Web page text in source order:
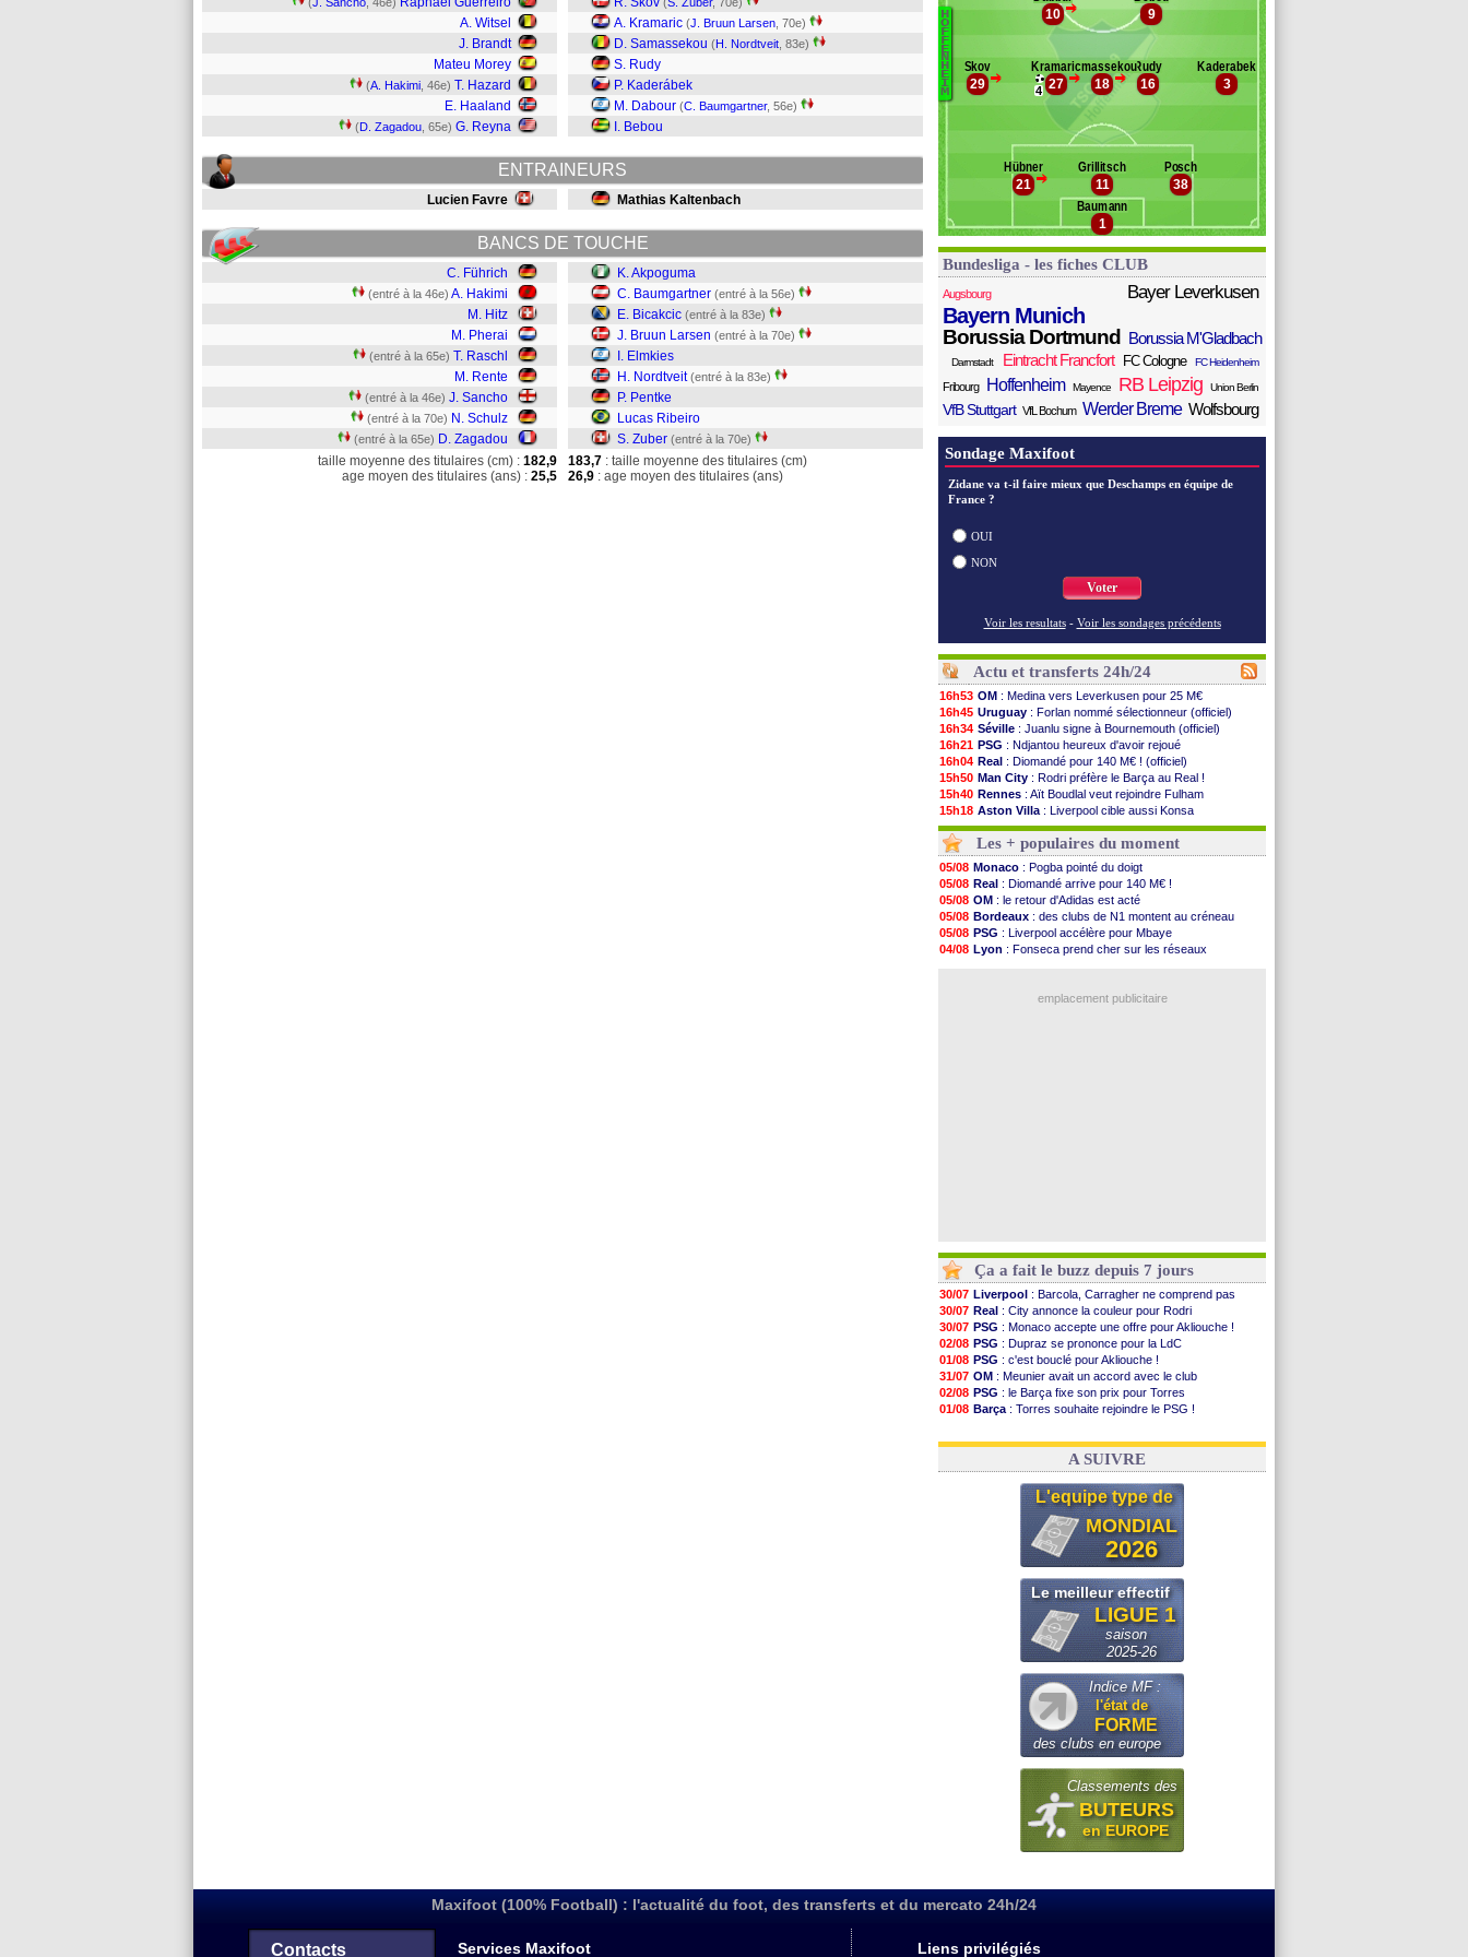
A. Witsel
J. Brandt
Mateu Morey
(A. Hakimi , 46e) T. Hazard
E. Haaland
(D. Zagadou , 65e) G. Reyna
A. Kramaric (J. Bruun Larsen , 70e)
D. Samassekou (H. Nordtveit , 83e)
S. Rudy
P. Kaderábek
M. Dabour (C. Baumgartner, 56e)
I. Bebou
ENTRAINEURS
Lucien Favre Mathias Kaltenbach
BANCS DE TOUCHE
C. Führich
(entré à la 46e) A. Hakimi
M. Hitz
M. Pherai
(entré à la 65e) T. Raschl
M. Rente
(entré à la 46e) J. Sancho
(entré à la 70e) N. Schulz
(entré à la 65e) D. Zagadou
K. Akpoguma
C. Baumgartner (entré à la 56e)
E. Bicakcic (entré à la 83e)
J. Bruun Larsen (entré à la 70e)
I. Elmkies
H. Nordtveit (entré à la 83e)
P. Pentke
Lucas Ribeiro
S. Zuber (entré à la 70e)
taille moyenne des titulaires (cm) : 182,9
age moyen des titulaires (ans) : 25,5
183,7 : taille moyenne des titulaires (cm)
26,9 : age moyen des titulaires (ans)
Banc des remplaçantsHoffenheim
Baumgartner
Bicakcic
Bruun Larsen
Elmakayes
Nordtveit
Pentke
Lucas Ribeiro
H
O
F
F
E
N
H
E
I
M
1
Baumann
38
Posch
11
Grillitsch
>
21
Hübner
3
Kaderabek
16
Rudy
>
18
Samassekou
4
>
27
Kramaric
>
29
Skov
9
>
10
Bundesliga - les fiches CLUB
Augsbourg Bayer Leverkusen
Bayern Munich
Borussia Dortmund Borussia M'Gladbach
Darmstadt Eintracht Francfort FC Cologne FC Heidenheim
Fribourg Hoffenheim Mayence RB Leipzig Union Berlin
VfB Stuttgart VfL Bochum Werder Breme Wolfsbourg
Sondage Maxifoot
Zidane va t-il faire mieux que Deschamps en équipe de
France ?
OUI
NON
Voter
Voir les resultats - Voir les sondages précédents
Actu et transferts 24h/24
16h53 OM : Medina vers Leverkusen pour 25 M€
16h45 Uruguay : Forlan nommé sélectionneur (officiel)
16h34 Séville : Juanlu signe à Bournemouth (officiel)
16h21 PSG : Ndjantou heureux d'avoir rejoué
16h04 Real : Diomandé pour 140 M€ ! (officiel)
15h50 Man City : Rodri préfère le Barça au Real !
15h40 Rennes : Aït Boudlal veut rejoindre Fulham
15h18 Aston Villa : Liverpool cible aussi Konsa
15h01 OM: une approche pour Diatta
14h46
Le Havre: Diaw va signer à Lille
14h25 Trabzonspor: Salah a signé ! (officiel)
14h12
Bordeaux : les mots de Mavuba
13h51
FIFA : Al-Khelaïfi président ? Tebas dit non
13h29
Fenerbahçe : Greenwood savoure son premier ...
13h11
Bordeaux : Mavuba n'est plus l'entraîneur (off.)
12h46
Galatasaray: Milan rejette 35 M€ pour Leão
12h28
Southampton : D. Traoré prêté au Mans (officiel)
: Diomandé attendu ce jeudi à Madrid !
Les + populaires du moment
05/08 Monaco : Pogba pointé du doigt
05/08 Real : Diomandé arrive pour 140 M€ !
05/08 OM : le retour d'Adidas est acté
05/08 Bordeaux : des clubs de N1 montent au créneau
05/08 PSG : Liverpool accélère pour Mbaye
04/08 Lyon : Fonseca prend cher sur les réseaux
emplacement publicitaire
Ça a fait le buzz depuis 7 jours
30/07 Liverpool : Barcola, Carragher ne comprend pas
30/07 Real : City annonce la couleur pour Rodri
30/07 PSG : Monaco accepte une offre pour Akliouche !
02/08 PSG : Dupraz se prononce pour la LdC
01/08 PSG : c'est bouclé pour Akliouche !
31/07 OM : Meunier avait un accord avec le club
02/08 PSG : le Barça fixe son prix pour Torres
01/08 Barça : Torres souhaite rejoindre le PSG !
03/08 Argentine: quand Medina recadre... sa mère
A SUIVRE
L'equipe type de
MONDIAL
2026
Le meilleur effectif
LIGUE 1
saison
2025-26
Indice MF :
l'état de
FORME
des clubs en europe
Classements des
BUTEURS
en EUROPE
Maxifoot (100% Football) : l'actualité du foot, des transferts et du mercato 24h/24
Contacts Services Maxifoot Liens privilégiés